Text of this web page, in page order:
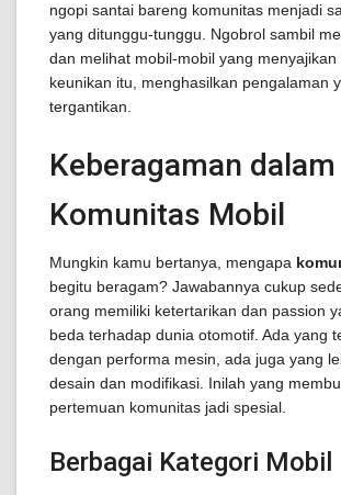
ngopi santai bareng komunitas menjadi
yang ditunggu-tunggu. Ngobrol sambil
dan melihat mobil-mobil yang
keunikan itu, menghasilkan pengalaman
tergantikan.
Keberagaman dalam
Komunitas Mobil
Mungkin kamu bertanya, mengapa
begitu beragam? Jawabannya cukup
orang memiliki ketertarikan dan passion
beda terhadap dunia otomotif. Ada yang
dengan performa mesin, ada juga yang
desain dan modifikasi. Inilah yang
pertemuan komunitas jadi spesial.
Berbagai Kategori Mobil